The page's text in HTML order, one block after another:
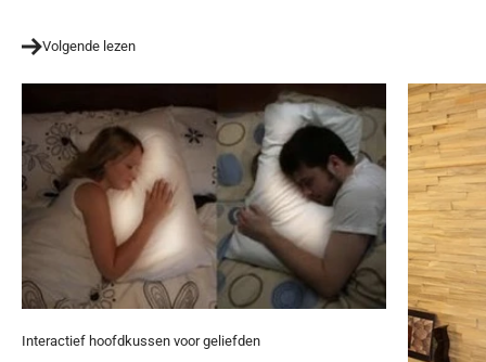
Volgende lezen
Interactief hoofdkussen voor geliefden